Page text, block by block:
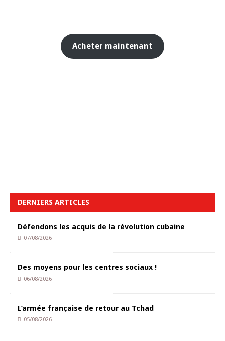
Acheter maintenant
DERNIERS ARTICLES
Défendons les acquis de la révolution cubaine
07/08/2026
Des moyens pour les centres sociaux !
06/08/2026
L’armée française de retour au Tchad
05/08/2026